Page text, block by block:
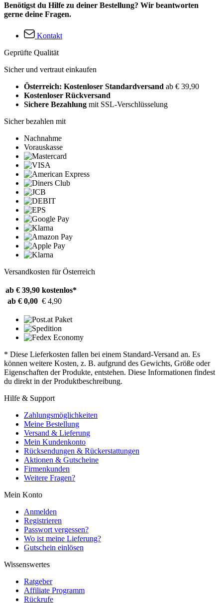
Benötigst du Hilfe zu deiner Bestellung? Wir beantworten
gerne deine Fragen.
Kontakt
Geprüfte Qualität
Sicher und vertraut einkaufen
Österreich: Kostenloser Standardversand ab € 39,90
Kostenloser Rückversand
Sichere Bezahlung mit SSL-Verschlüsselung
Sicher bezahlen mit
Nachnahme
Vorauskasse
Versandkosten für Österreich
ab € 39,90 kostenlos*
ab € 0,00 € 4,90
* Diese Lieferkosten fallen bei einem Standard-Versand an. Es
können weitere Kosten, z. B. aufgrund des Gewichts, Größe oder
Eigenschaften der Produkte, entstehen. Diese Informationen findest
du direkt in der Produktbeschreibung.
Hilfe & Support
Zahlungsmöglichkeiten
Meine Bestellung
Versand & Lieferung
Mein Kundenkonto
Rücksendungen & Rückerstattungen
Aktionen & Gutscheine
Firmenkunden
Weitere Fragen?
Mein Konto
Anmelden
Registrieren
Passwort vergessen?
Wo ist meine Lieferung?
Gutschein einlösen
Wissenswertes
Ratgeber
Affiliate Programm
Rückrufe